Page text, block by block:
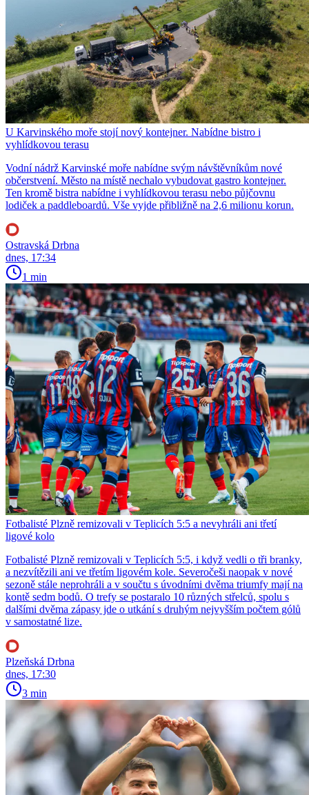
U Karvinského moře stojí nový kontejner. Nabídne bistro i
vyhlídkovou terasu
Vodní nádrž Karvinské moře nabídne svým návštěvníkům nové
občerstvení. Město na místě nechalo vybudovat gastro kontejner.
Ten kromě bistra nabídne i vyhlídkovou terasu nebo půjčovnu
lodiček a paddleboardů. Vše vyjde přibližně na 2,6 milionu korun.
Ostravská Drbna
dnes, 17:34
1 min
Fotbalisté Plzně remizovali v Teplicích 5:5 a nevyhráli ani třetí
ligové kolo
Fotbalisté Plzně remizovali v Teplicích 5:5, i když vedli o tři branky,
a nezvítězili ani ve třetím ligovém kole. Severočeši naopak v nové
sezoně stále neprohráli a v součtu s úvodními dvěma triumfy mají na
kontě sedm bodů. O trefy se postaralo 10 různých střelců, spolu s
dalšími dvěma zápasy jde o utkání s druhým nejvyšším počtem gólů
v samostatné lize.
Plzeňská Drbna
dnes, 17:30
3 min